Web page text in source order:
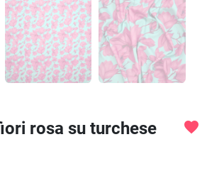
rosa su turchese favorite